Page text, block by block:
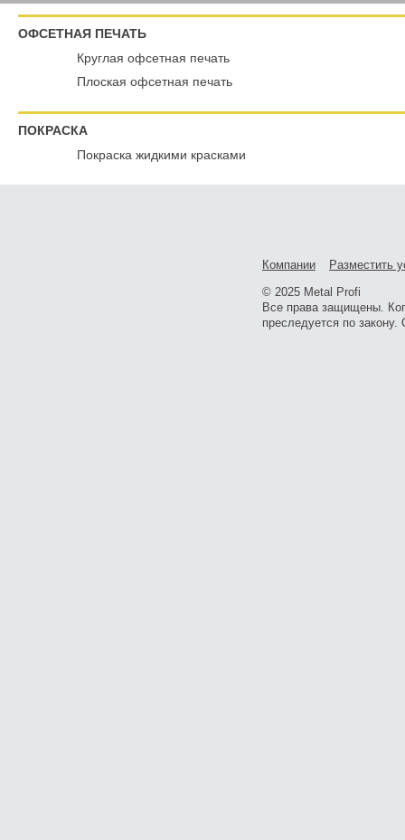
ОФСЕТНАЯ ПЕЧАТЬ
Круглая офсетная печать
Плоская офсетная печать
ПОКРАСКА
Покраска жидкими красками
Компании
Разместить
© 2025 Metal Profi
Все права защищены.
преследуется по